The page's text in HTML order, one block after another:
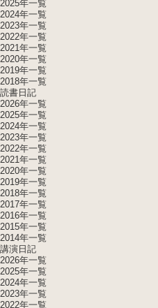
2025年一覧
2024年一覧
2023年一覧
2022年一覧
2021年一覧
2020年一覧
2019年一覧
2018年一覧
読書日記
2026年一覧
2025年一覧
2024年一覧
2023年一覧
2022年一覧
2021年一覧
2020年一覧
2019年一覧
2018年一覧
2017年一覧
2016年一覧
2015年一覧
2014年一覧
講演日記
2026年一覧
2025年一覧
2024年一覧
2023年一覧
2022年一覧